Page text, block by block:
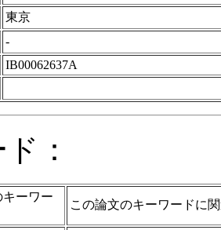
東京
-
IB00062637A
：
キーワー
この論文のキーワードに